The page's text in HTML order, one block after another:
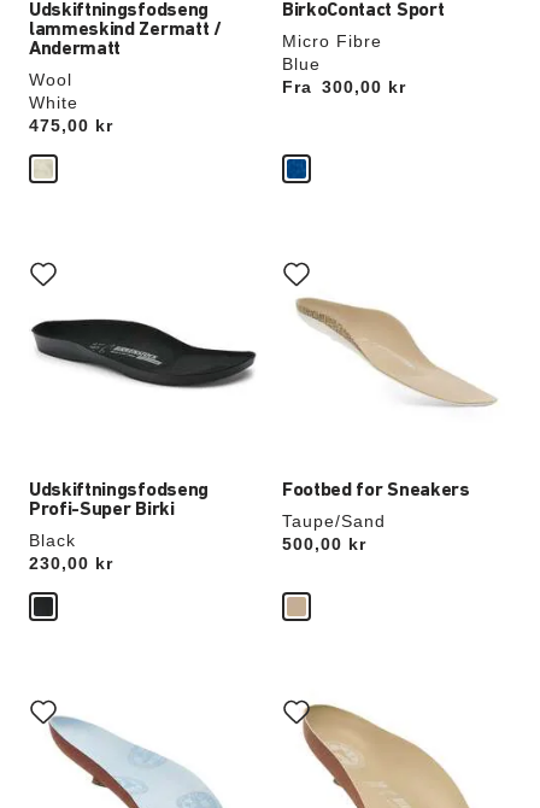
Udskiftningsfodseng
lammeskind Zermatt /
Andermatt
Wool
White
Price:
475,00 kr
BirkoContact Sport
Micro Fibre
Blue
Fra
Price:300,00 kr
Udskiftningsfodseng
Profi-Super Birki
Black
Price:
230,00 kr
med
prøvefarver
opdatere
produktbilledet
Footbed for Sneakers
Taupe/Sand
Price:
500,00 kr
med
prøvefarver
opdatere
produktbilledet
med
prøvefarver
opdatere
produktbilledet
med
prøvefarver
opdatere
produktbilledet